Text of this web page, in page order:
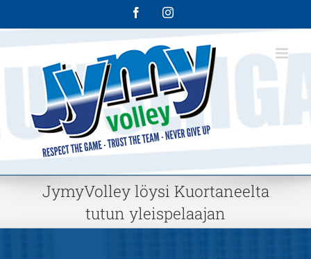
FacebookInstagram
JymyVolley löysi Kuortaneelta
tutun yleispelaajan